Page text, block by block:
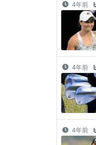
4年前
4年前
4年前